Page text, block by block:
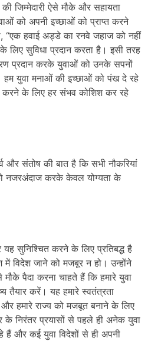
जिम्मेदारी ऐसे मौके और सहायता
को अपनी इच्छाओं को प्राप्त करने
“एक हवाई अड्डे का रनवे जहाज को नहीं
लिए सुविधा प्रदान करता है। इसी तरह
प्रदान करके युवाओं को उनके सपनों
हम युवा मनाओं की इच्छाओं को पंख दे रहे
के लिए हर संभव कोशिश कर रहे
और संतोष की बात है कि सभी नौकरियां
नजरअंदाज करके केवल योग्यता के
यह सुनिश्चित करने के लिए प्रतिबद्ध है
में विदेश जाने को मजबूर न हो। उन्होंने
पैदा करना चाहते हैं कि हमारे युवा
तैयार करें। यह हमारे स्वतंत्रता
हमारे राज्य को मजबूत बनाने के लिए
निरंतर प्रयासों से पहले ही अनेक युवा
हैं और कई युवा विदेशों से ही अपनी